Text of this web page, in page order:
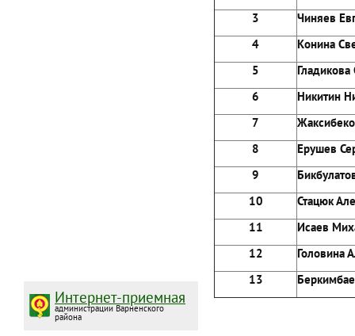
3
4
5
6
7
8
9
10
11
12
13
Интернет-приемная
администрации Варненского
района